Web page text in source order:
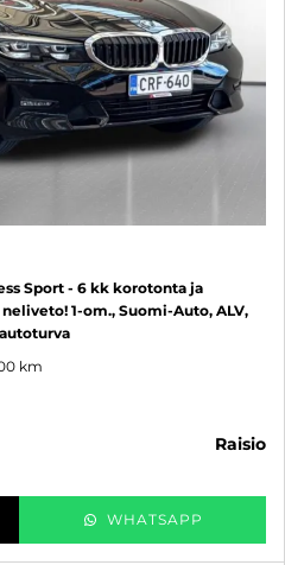
Sport - 6 kk korotonta ja
1-om., Suomi-Auto, ALV,
km
raisio
WHATSAPP